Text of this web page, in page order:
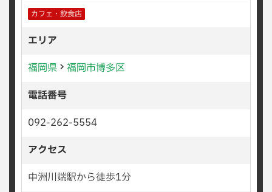
カフェ・飲食店
エリア
福岡県
福岡市博多区
電話番号
092-262-5554
アクセス
中洲川端駅から徒歩1分